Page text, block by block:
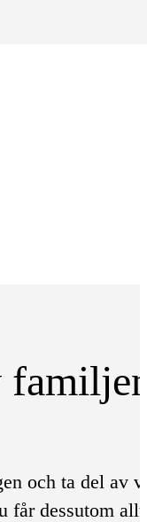
och ta del av
får dessutom